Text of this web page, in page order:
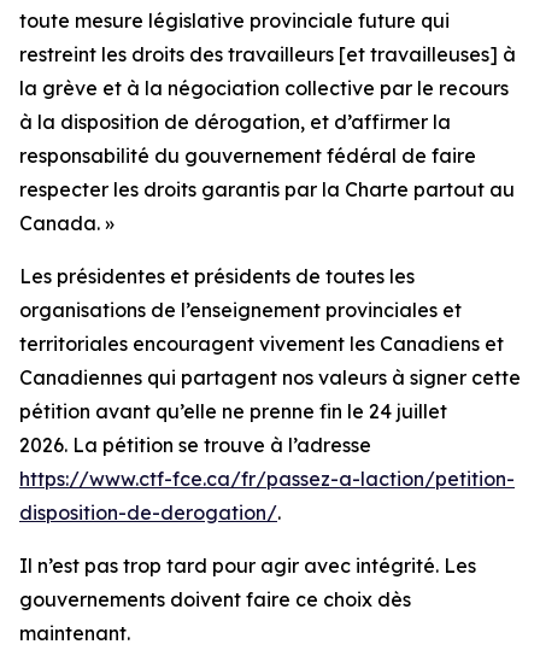
toute mesure législative provinciale future qui
restreint les droits des travailleurs [et travailleuses] à
la grève et à la négociation collective par le recours
à la disposition de dérogation, et d’affirmer la
responsabilité du gouvernement fédéral de faire
respecter les droits garantis par la Charte partout au
Canada. »
Les présidentes et présidents de toutes les
organisations de l’enseignement provinciales et
territoriales encouragent vivement les Canadiens et
Canadiennes qui partagent nos valeurs à signer cette
pétition avant qu’elle ne prenne fin le 24 juillet
2026. La pétition se trouve à l’adresse
https://www.ctf-fce.ca/fr/passez-a-laction/petition-
disposition-de-derogation/.
Il n’est pas trop tard pour agir avec intégrité. Les
gouvernements doivent faire ce choix dès
maintenant.